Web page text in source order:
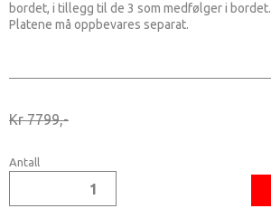
bordet, i tillegg til de 3 som medfølger i bordet.
Platene må oppbevares separat.
Kr 7799,-
Antall